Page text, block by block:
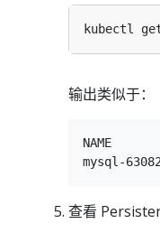
kubectl
输出类似于：
NAME
查看